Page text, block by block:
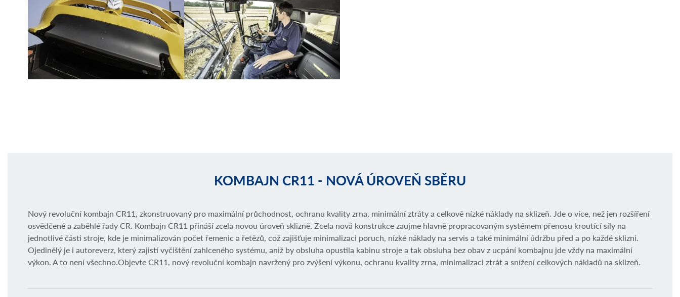
KOMBAJN CR11 - NOVÁ ÚROVEŇ SBĚRU
Nový revoluční kombajn CR11, zkonstruovaný pro maximální průchodnost, ochranu kvality zrna, minimální ztráty a celkově nízké náklady na sklizeň. Jde o více, než jen rozšíření
osvědčené a zaběhlé řady CR. Kombajn CR11 přináší zcela novou úroveň sklizně. Zcela nová konstrukce zaujme hlavně propracovaným systémem přenosu kroutící síly na
jednotlivé části stroje, kde je minimalizován počet řemenic a řetězů, což zajišťuje minimalizaci poruch, nízké náklady na servis a také minimální údržbu před a po každé sklizni.
Ojedinělý je i autoreverz, který zajistí vyčištění zahlceného systému, aniž by obsluha opustila kabinu stroje a tak obsluha bez obav z ucpání kombajnu jde vždy na maximální
výkon. A to není všechno.Objevte CR11, nový revoluční kombajn navržený pro zvýšení výkonu, ochranu kvality zrna, minimalizaci ztrát a snížení celkových nákladů na sklizeň.